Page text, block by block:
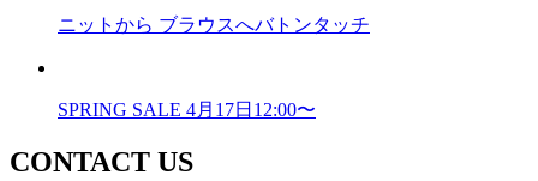
ニットから ブラウスへバトンタッチ
SPRING SALE 4月17日12:00〜
CONTACT US